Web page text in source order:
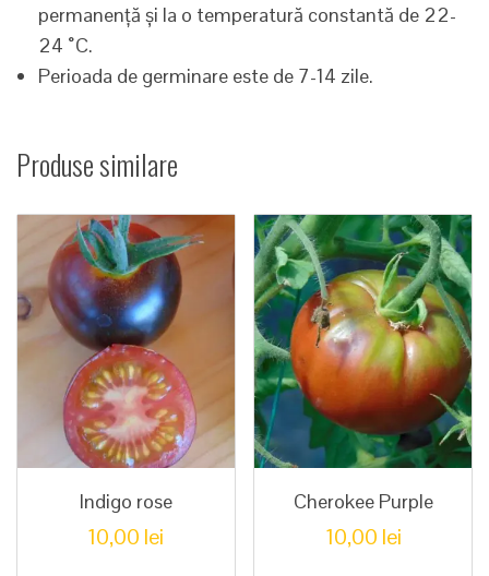
permanență și la o temperatură constantă de 22-
24 ˚C.
Perioada de germinare este de 7-14 zile.
Produse similare
Indigo rose
10,00 lei
Cherokee Purple
10,00 lei